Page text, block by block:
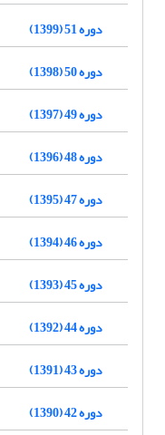
دوره 51 (1399)
دوره 50 (1398)
دوره 49 (1397)
دوره 48 (1396)
دوره 47 (1395)
دوره 46 (1394)
دوره 45 (1393)
دوره 44 (1392)
دوره 43 (1391)
دوره 42 (1390)